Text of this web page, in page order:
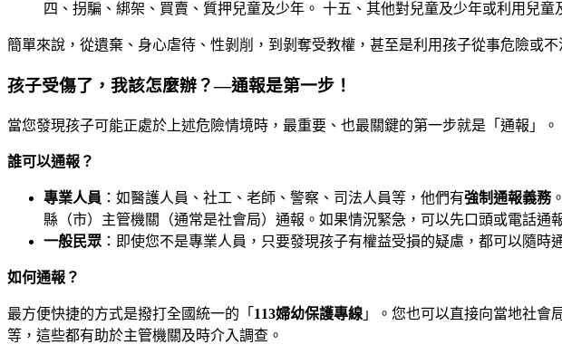
四、拐騙、綁架、買賣、質押兒童及少年。 十五、其他對兒童及少年或利用兒童
簡單來說，從遺棄、身心虐待、性剝削，到剝奪受教權，甚至是利用孩子從事危險或
孩子受傷了，我該怎麼辦？—通報是第一步！
當您發現孩子可能正處於上述危險情境時，最重要、也最關鍵的第一步就是「通報」。
誰可以通報？
專業人員 ：如醫護人員、社工、老師、警察、司法人員等，他們有強制通報義務
縣（市）主管機關（通常是社會局）通報。如果情況緊急，可以先口頭或電話通
一般民眾 ：即使您不是專業人員，只要發現孩子有權益受損的疑慮，都可以隨時
如何通報？
最方便快捷的方式是撥打全國統一的「 113婦幼保護專線 」。您也可以直接向當地社會
等，這些都有助於主管機關及時介入調查。